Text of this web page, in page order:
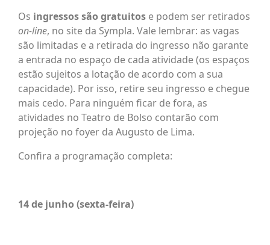
Os ingressos são gratuitos e podem ser retirados
on-line, no site da Sympla. Vale lembrar: as vagas
são limitadas e a retirada do ingresso não garante
a entrada no espaço de cada atividade (os espaços
estão sujeitos a lotação de acordo com a sua
capacidade). Por isso, retire seu ingresso e chegue
mais cedo. Para ninguém ficar de fora, as
atividades no Teatro de Bolso contarão com
projeção no foyer da Augusto de Lima.
Confira a programação completa:
14 de junho (sexta-feira)